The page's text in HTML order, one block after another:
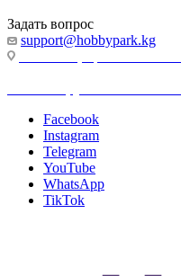
Задать вопрос
support@hobbypark.kg
Facebook
Instagram
Telegram
YouTube
WhatsApp
TikTok